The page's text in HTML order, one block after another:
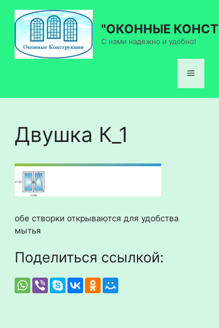
содержимому
"ОКОННЫЕ
С нами надежно и удобно!
Меню
Двушка К_1
обе створки открываются для удобства
мытья
Поделиться ссылкой: